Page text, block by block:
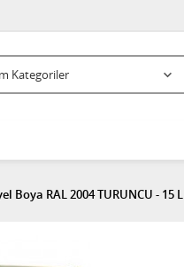
Boya RAL 2004 TURUNCU - 15 L